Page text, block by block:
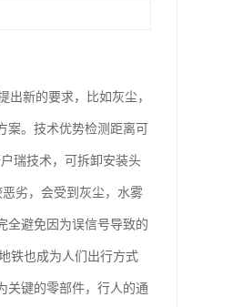
新的要求，比如灰尘，
。技术优势检测距离可
瑞技术，可拆卸安装头
劣，会受到灰尘，水雾
全避免因为误信号导致的
铁也成为人们出行方式
关键的零部件，行人的通